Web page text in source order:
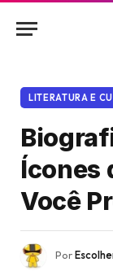
LITERATURA E
Ícones
Você
Por